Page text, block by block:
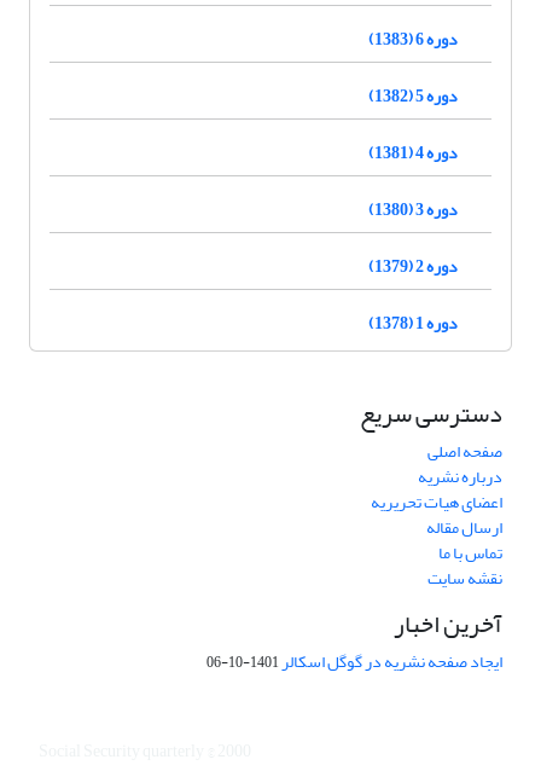
دوره 6 (1383)
دوره 5 (1382)
دوره 4 (1381)
دوره 3 (1380)
دوره 2 (1379)
دوره 1 (1378)
دسترسی سریع
صفحه اصلی
درباره نشریه
اعضای هیات تحریریه
ارسال مقاله
تماس با ما
نقشه سایت
آخرین اخبار
ایجاد صفحه نشریه در گوگل اسکالر1401-10-06